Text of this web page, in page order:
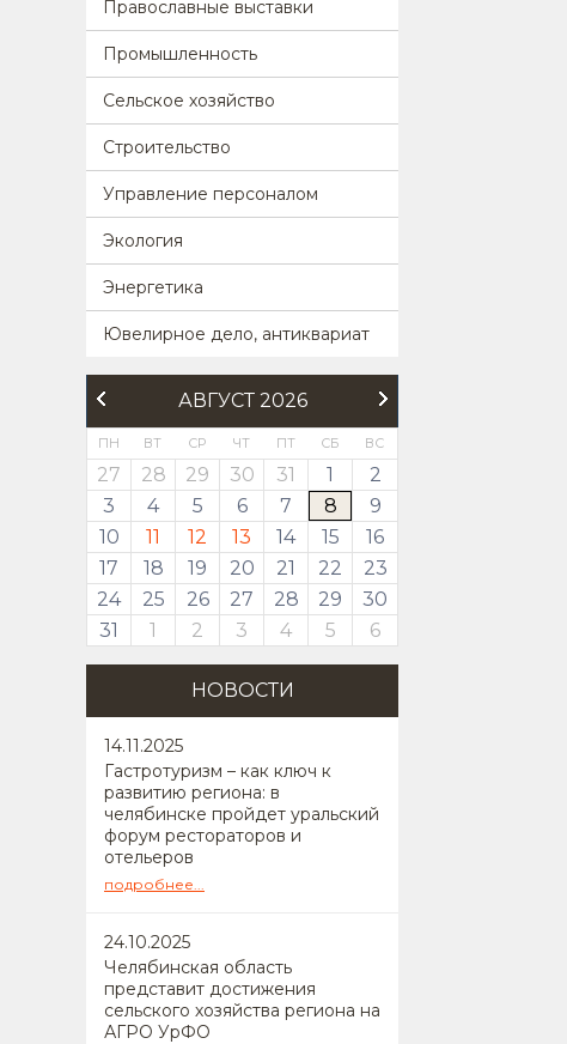
Православные выставки
Промышленность
Сельское хозяйство
Строительство
Управление персоналом
Экология
Энергетика
Ювелирное дело, антиквариат
АВГУСТ 2026
ПН ВТ СР ЧТ ПТ СБ ВС
27 28 29 30 31 1
2
3
4 5 6 7 8
9
10
11 12 13 14 15
16
17
18 19 20 21 22
23
24
25 26 27 28 29
30
31
1 2 3 4 5 6
НОВОСТИ
14.11.2025
Гастротуризм – как ключ к
развитию региона: в
челябинске пройдет уральский
форум рестораторов и
отельеров
подробнее...
24.10.2025
Челябинская область
представит достижения
сельского хозяйства региона на
АГРО УрФО